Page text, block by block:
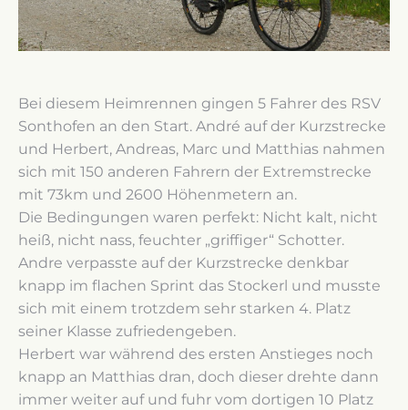
Bei diesem Heimrennen gingen 5 Fahrer des RSV
Sonthofen an den Start. André auf der Kurzstrecke
und Herbert, Andreas, Marc und Matthias nahmen
sich mit 150 anderen Fahrern der Extremstrecke
mit 73km und 2600 Höhenmetern an.
Die Bedingungen waren perfekt: Nicht kalt, nicht
heiß, nicht nass, feuchter „griffiger“ Schotter.
Andre verpasste auf der Kurzstrecke denkbar
knapp im flachen Sprint das Stockerl und musste
sich mit einem trotzdem sehr starken 4. Platz
seiner Klasse zufriedengeben.
Herbert war während des ersten Anstieges noch
knapp an Matthias dran, doch dieser drehte dann
immer weiter auf und fuhr vom dortigen 10 Platz